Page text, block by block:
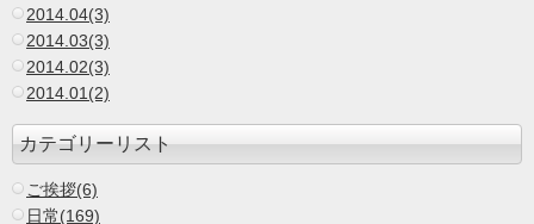
2014.04(3)
2014.03(3)
2014.02(3)
2014.01(2)
カテゴリーリスト
ご挨拶(6)
日常(169)